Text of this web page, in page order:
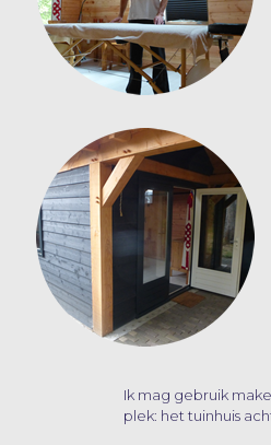
Ik mag gebruik
plek: het tuinhuis